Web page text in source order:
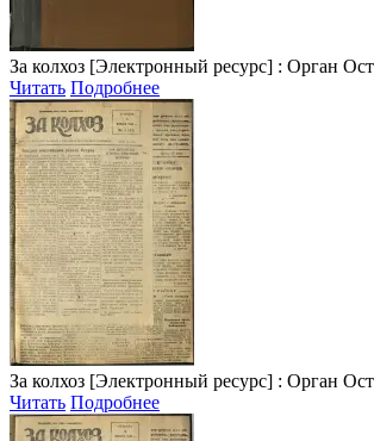
За колхоз [Электронный ресурс] : Орган
Читать Подробнее
За колхоз [Электронный ресурс] : Орган
Читать Подробнее